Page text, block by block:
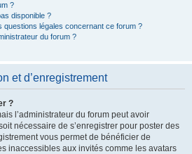
?
disponible ?
questions légales concernant ce forum ?
du forum ?
et d’enregistrement
?
l’administrateur du forum peut avoir
nécessaire de s’enregistrer pour poster des
vous permet de bénéficier de
inaccessibles aux invités comme les avatars